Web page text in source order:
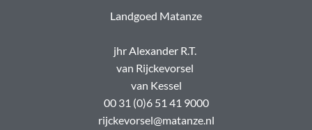
Landgoed Matanze
jhr Alexander R.T.
van Rijckevorsel
van Kessel
00 31 (0)6 51 41 9000
rijckevorsel@matanze.nl